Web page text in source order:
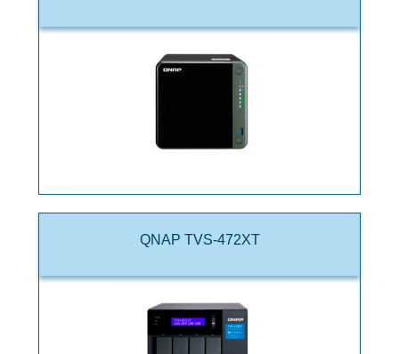
QNAP TVS-472XT